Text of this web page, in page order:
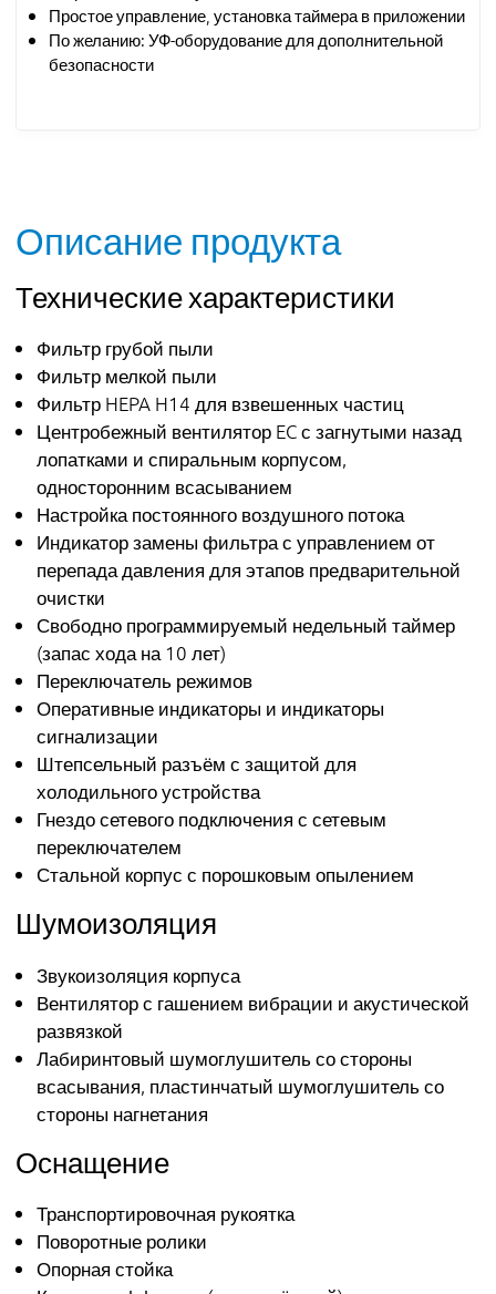
Простое управление, установка таймера в приложении
По желанию: УФ-оборудование для дополнительной
безопасности
Описание продукта
Технические характеристики
Фильтр грубой пыли
Фильтр мелкой пыли
Фильтр HEPA H14 для взвешенных частиц
Центробежный вентилятор EC с загнутыми назад
лопатками и спиральным корпусом,
односторонним всасыванием
Настройка постоянного воздушного потока
Индикатор замены фильтра с управлением от
перепада давления для этапов предварительной
очистки
Свободно программируемый недельный таймер
(запас хода на 10 лет)
Переключатель режимов
Оперативные индикаторы и индикаторы
сигнализации
Штепсельный разъём с защитой для
холодильного устройства
Гнездо сетевого подключения с сетевым
переключателем
Стальной корпус с порошковым опылением
Шумоизоляция
Звукоизоляция корпуса
Вентилятор с гашением вибрации и акустической
развязкой
Лабиринтовый шумоглушитель со стороны
всасывания, пластинчатый шумоглушитель со
стороны нагнетания
Оснащение
Транспортировочная рукоятка
Поворотные ролики
Опорная стойка